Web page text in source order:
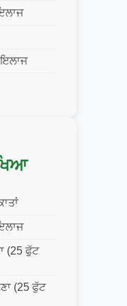
ਇਲਾਜ
(25 ਫੁੱਟ
(25 ਫੁੱਟ